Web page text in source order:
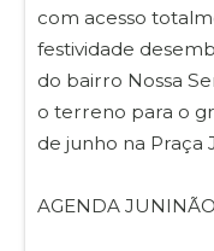
com acesso
festividade
do bairro Nossa
o terreno para o
de junho na Praça
AGENDA